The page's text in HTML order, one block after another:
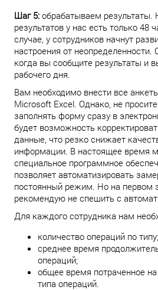
Шаг 5: обрабатываем результаты.
результатов у нас есть только 48
случае, у сотрудников начнут
настроения от неопределенности.
когда вы сообщите результаты и
рабочего дня.
Вам необходимо внести все
Microsoft Excel. Однако, не
заполнять форму сразу в
будет возможность
данные, что резко снижает
информации. В настоящее время
специальное программное
позволяет автоматизировать
постоянный режим. Но на первом
рекомендую не спешить с
Для каждого сотрудника нам
количество операций по типу;
среднее время
операций;
общее время потраченное
типа операций.